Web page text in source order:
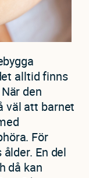
alltid finns
den
väl att barnet
För
En del
då kan